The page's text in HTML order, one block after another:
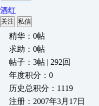
酒红
关注 私信
精华：0帖
求助：0帖
帖子：3帖 | 292回
年度积分：0
历史总积分：1119
注册：2007年3月17日